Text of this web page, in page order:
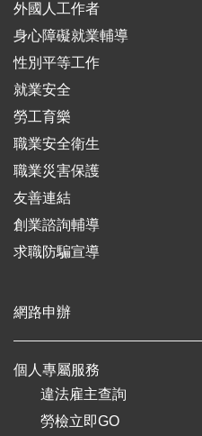
外國人工作者
身心障礙就業輔導
性別平等工作
就業安全
勞工育樂
職業安全衛生
職業災害保護
友善連結
創業諮詢輔導
求職防騙宣導
網路申辦
個人專屬服務
違法雇主查詢
勞檢立即GO